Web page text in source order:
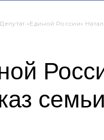
Депутат «Единой России»